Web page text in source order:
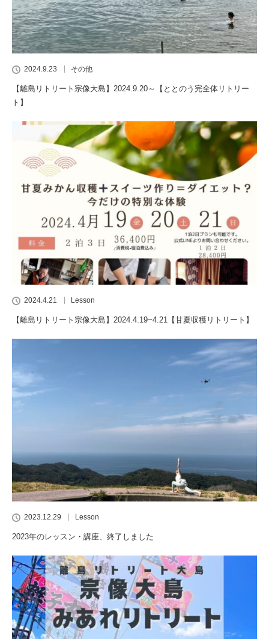
2024.9.23 その他
【離島リトリート宗像大島】2024.9.20～【ととのう完全体リトリー
ト】
2024.4.21 Lesson
【離島リトリート宗像大島】2024.4.19~4.21【甘夏収穫リトリート】
2023.12.29 Lesson
2023年のレッスン・講座、終了しました